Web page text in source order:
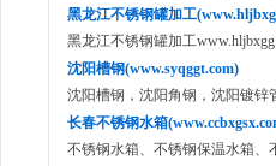
黑龙江不锈钢罐加工
黑龙江不锈钢罐加工
沈阳槽钢(www.syqggt.com)
沈阳槽钢，沈阳角钢，沈阳镀锌
长春不锈钢水箱
不锈钢水箱、不锈钢保温水箱、